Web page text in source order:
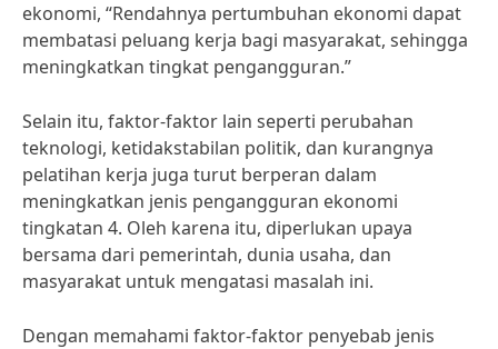
ekonomi, “Rendahnya pertumbuhan ekonomi dapat
membatasi peluang kerja bagi masyarakat, sehingga
meningkatkan tingkat pengangguran.”
Selain itu, faktor-faktor lain seperti perubahan
teknologi, ketidakstabilan politik, dan kurangnya
pelatihan kerja juga turut berperan dalam
meningkatkan jenis pengangguran ekonomi
tingkatan 4. Oleh karena itu, diperlukan upaya
bersama dari pemerintah, dunia usaha, dan
masyarakat untuk mengatasi masalah ini.
Dengan memahami faktor-faktor penyebab jenis